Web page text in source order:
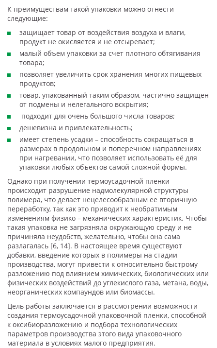
К преимуществам такой упаковки можно отнести
следующие:
защищает товар от воздействия воздуха и влаги,
продукт не окисляется и не отсыревает;
малый объем упаковки за счет плотного обтягивания
товара;
позволяет увеличить срок хранения многих пищевых
продуктов;
товар, упакованный таким образом, частично защищен
от подмены и нелегального вскрытия;
подходит для очень большого числа товаров;
дешевизна и привлекательность;
имеет степень усадки – способность сокращаться в
размерах в продольном и поперечном направлениях
при нагревании, что позволяет использовать её для
упаковки любых объектов самой сложной формы.
Однако при получении термоусадочной пленки
происходит разрушение надмолекулярной структуры
полимера, что делает нецелесообразным ее вторичную
переработку, так как это приводит к необратимым
изменениям физико – механических характеристик. Чтобы
такая упаковка не загрязняла окружающую среду и не
причиняла неудобств, желательно, чтобы она сама
разлагалась [6, 14]. В настоящее время существуют
добавки, введение которых в полимеры на стадии
производства, могут привести к относительно быстрому
разложению под влиянием химических, биологических или
физических воздействий до углекислого газа, метана, воды,
неорганических компаундов или биомассы.
Цель работы заключается в рассмотрении возможности
создания термоусадочной упаковочной пленки, способной
к оксибиоразложению и подбора технологических
параметров производства этого вида упаковочного
материала в условиях малого предприятия.